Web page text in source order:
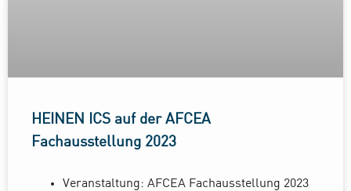
HEINEN ICS auf der AFCEA
Fachausstellung 2023
Veranstaltung: AFCEA Fachausstellung 2023